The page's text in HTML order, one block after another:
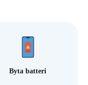
Byta batteri